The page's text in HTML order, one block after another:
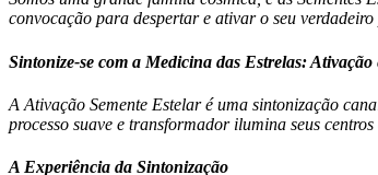
convocação para despertar e ativar o seu verdadeiro
Sintonize-se com a Medicina das Estrelas:
A Ativação Semente Estelar é uma sintonização
processo suave e transformador ilumina seus
A Experiência da Sintonização